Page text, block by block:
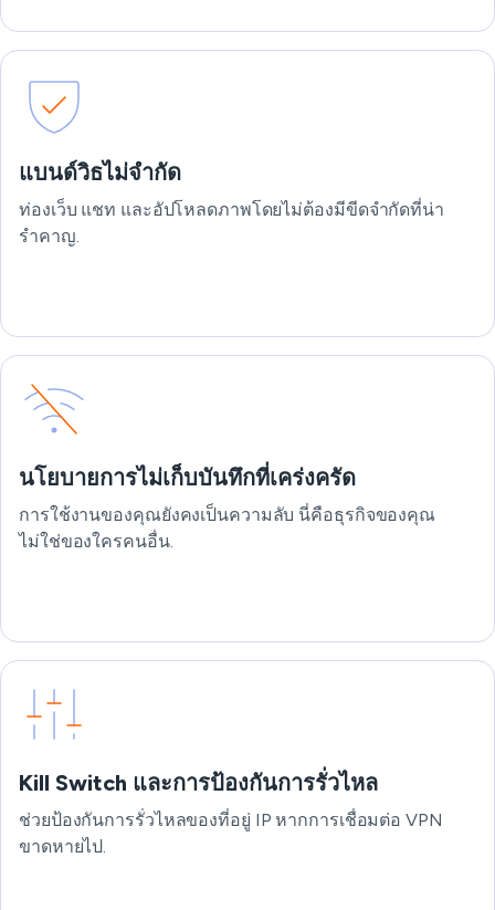
แบนด์วิธไม่จำกัด
ท่องเว็บ แชท และอัปโหลดภาพโดยไม่ต้องมีขีดจำกัดที่น่า
รำคาญ.
นโยบายการไม่เก็บบันทึกที่เคร่งครัด
การใช้งานของคุณยังคงเป็นความลับ นี่คือธุรกิจของคุณ
ไม่ใช่ของใครคนอื่น.
Kill Switch และการป้องกันการรั่วไหล
ช่วยป้องกันการรั่วไหลของที่อยู่ IP หากการเชื่อมต่อ VPN
ขาดหายไป.